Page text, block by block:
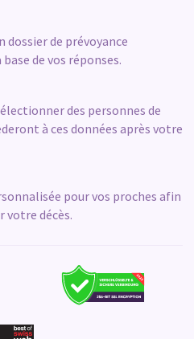
dossier de prévoyance
de vos réponses.
des personnes de
à ces données après votre
pour vos proches afin
votre décès.